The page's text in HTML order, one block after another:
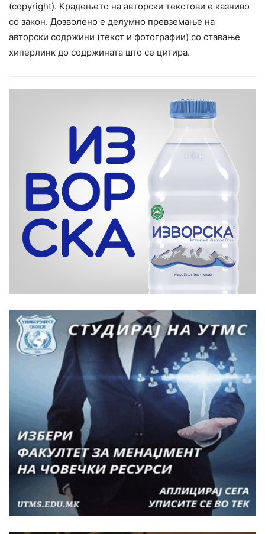
(copyright). Крадењето на авторски текстови е казниво
со закон. Дозволено е делумно превземање на
авторски содржини (текст и фотографии) со ставање
хиперлинк до содржината што се цитира.